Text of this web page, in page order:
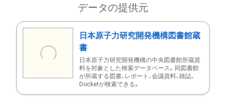
データの提供元
日本原子力研究開発機構図書館蔵
書
日本原子力研究開発機構の中央図書館所蔵資
料を対象とした検索データベース。同図書館
が所蔵する図書、レポート、会議資料、雑誌、
Docketが検索できる。